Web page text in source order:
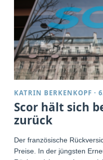
KATRIN BERKENKOPF ·
Scor hält sich
zurück
Der französische
Preise. In der jüngsten